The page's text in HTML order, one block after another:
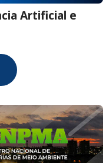
Artificial e